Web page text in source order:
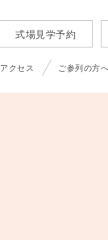
式場見学予約
アクセス ご参列の方へ